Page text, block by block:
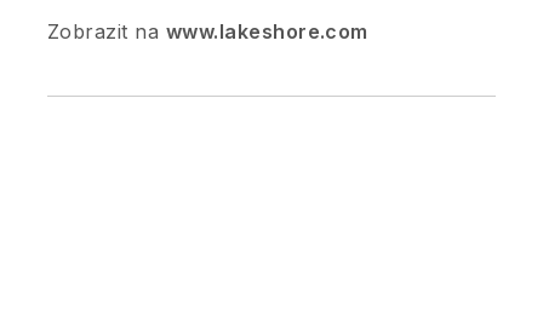
Zobrazit na www.lakeshore.com